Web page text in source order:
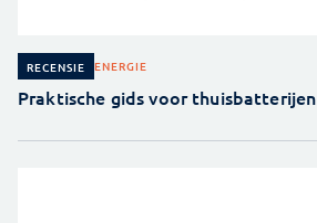
RECENSIE ENERGIE
Praktische gids voor thuisbatterijen